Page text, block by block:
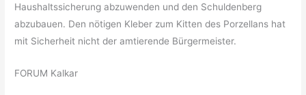
Haushaltssicherung abzuwenden und den Schuldenberg
abzubauen. Den nötigen Kleber zum Kitten des Porzellans hat
mit Sicherheit nicht der amtierende Bürgermeister.
FORUM Kalkar